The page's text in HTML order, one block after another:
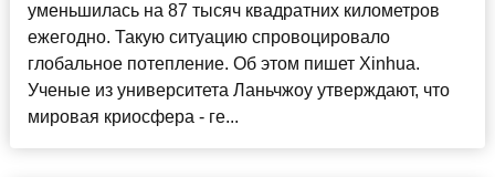
уменьшилась на 87 тысяч квадратних километров
ежегодно. Такую ситуацию спровоцировало
глобальное потепление. Об этом пишет Xinhua.
Ученые из университета Ланьчжоу утверждают, что
мировая криосфера - ге...